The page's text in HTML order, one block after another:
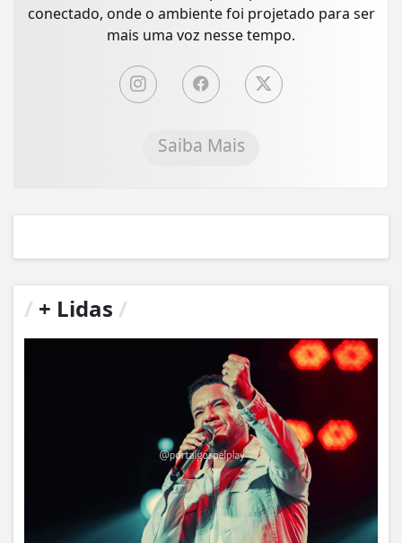
conectado, onde o ambiente foi projetado para ser
mais uma voz nesse tempo.
Saiba Mais
/ + Lidas /